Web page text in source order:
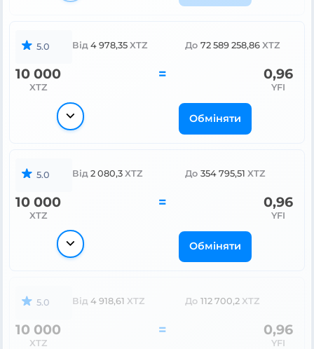
5.0 Від 4 978,35 XTZ До 72 589 258,86 XTZ
10 000
XTZ
= 0,96
YFI
Обміняти
5.0 Від 2 080,3 XTZ До 354 795,51 XTZ
10 000
XTZ
= 0,96
YFI
Обміняти
5.0 Від 4 918,61 XTZ До 112 700,2 XTZ
10 000
XTZ
= 0,96
YFI